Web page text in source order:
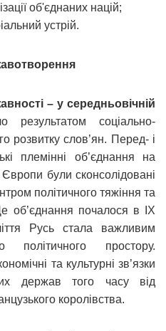
об'єднаних націй;
устрій.
– у середньовічній
результатом соціально-
розвитку слов’ян. Перед- і
племінні об’єднання на
були сконсолідовані
політичного тяжіння та
об’єднання почалося в ІХ
Русь стала важливим
політичного простору.
та культурні зв’язки
держав того часу від
королівства.